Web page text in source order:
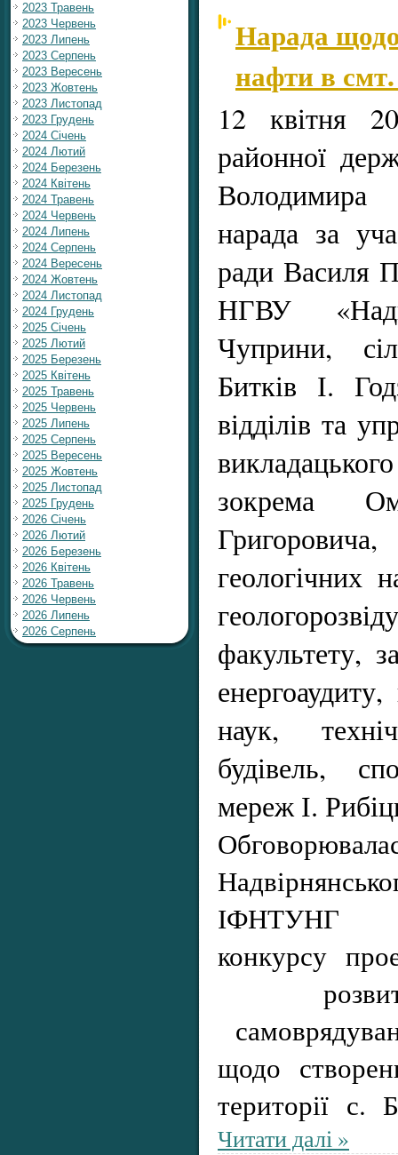
2023 Травень
2023 Червень
2023 Липень
2023 Серпень
2023 Вересень
2023 Жовтень
2023 Листопад
2023 Грудень
2024 Січень
2024 Лютий
2024 Березень
2024 Квітень
2024 Травень
2024 Червень
2024 Липень
2024 Серпень
2024 Вересень
2024 Жовтень
2024 Листопад
2024 Грудень
2025 Січень
2025 Лютий
2025 Березень
2025 Квітень
2025 Травень
2025 Червень
2025 Липень
2025 Серпень
2025 Вересень
2025 Жовтень
2025 Листопад
2025 Грудень
2026 Січень
2026 Лютий
2026 Березень
2026 Квітень
2026 Травень
2026 Червень
2026 Липень
2026 Серпень
Нарада
нафти в
12 квітня
районної
Володимира
нарада за
ради Василя
НГВУ
Чуприни,
Битків І.
відділів та
зокрема
геологічних
факультету,
наук,
будівель,
мереж І.
ІФНТУНГ у
конкурсу
щодо
території с.
Читати далі »